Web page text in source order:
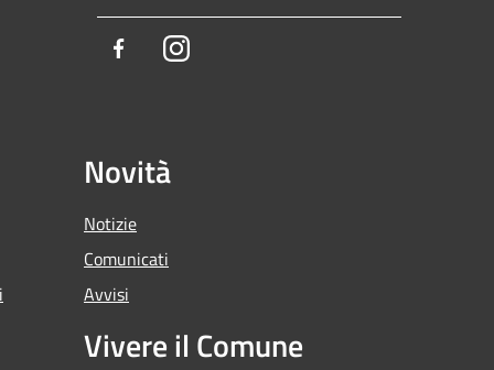
FacebookInstagram
Novità
Notizie
Comunicati
Avvisi
Vivere il Comune